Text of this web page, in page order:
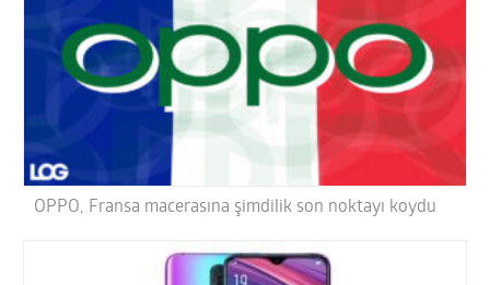
OPPO, Fransa macerasına şimdilik son noktayı koydu